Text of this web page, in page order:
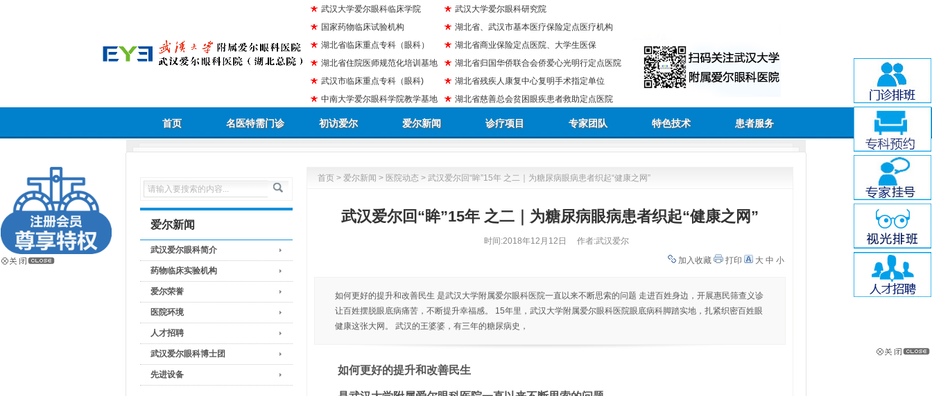
武汉大学爱尔眼科临床学院
国家药物临床试验机构
湖北省临床重点专科（眼科）
湖北省住院医师规范化培训基地
武汉市临床重点专科（眼科)
中南大学爱尔眼科学院教学基地
武汉大学爱尔眼科研究院
湖北省、武汉市基本医疗保险定点医疗机构
湖北省商业保险定点医院、大学生医保
湖北省归国华侨联合会侨爱心光明行定点医院
湖北省残疾人康复中心复明手术指定单位
湖北省慈善总会贫困眼疾患者救助定点医院
首页 名医特需门诊 初访爱尔 爱尔新闻 诊疗项目 专家团队 特色技术 患者服务
爱尔新闻
武汉爱尔眼科简介
药物临床实验机构
爱尔荣誉
医院环境
人才招聘
武汉爱尔眼科博士团
先进设备
首页 > 爱尔新闻 > 医院动态 > 武汉爱尔回“眸”15年 之二｜为糖尿病眼病患者织起“健康之网”
武汉爱尔回“眸”15年 之二｜为糖尿病眼病患者织起“健康之网”
时间:2018年12月12日
作者:武汉爱尔
加入收藏
打印 大 中 小
如何更好的提升和改善民生 是武汉大学附属爱尔眼科医院一直以来不断思索的问题 走进百姓身边，开展惠民筛查义诊
让百姓摆脱眼底病痛苦，不断提升幸福感。 15年里，武汉大学附属爱尔眼科医院眼底病科脚踏实地，扎紧织密百姓眼
健康这张大网。 武汉的王婆婆，有三年的糖尿病史，
如何更好的提升和改善民生